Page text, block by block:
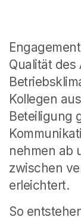
Qualität
Kollegen
Beteiligung
nehmen ab
zwischen
erleichtert.
So